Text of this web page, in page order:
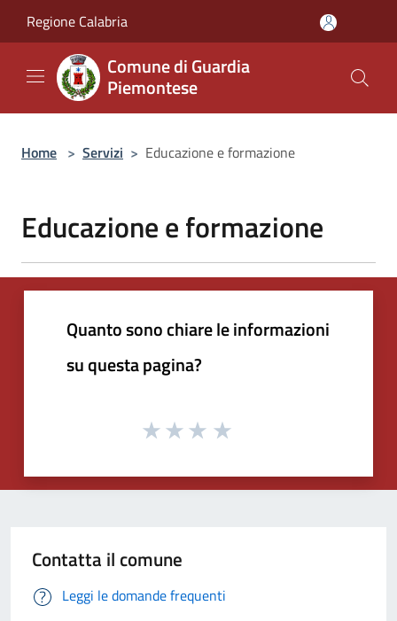
Regione Calabria
Comune di Guardia
Piemontese
Home > Servizi > Educazione e formazione
Educazione e formazione
Quanto sono chiare le informazioni
su questa pagina?
Contatta il comune
Leggi le domande frequenti